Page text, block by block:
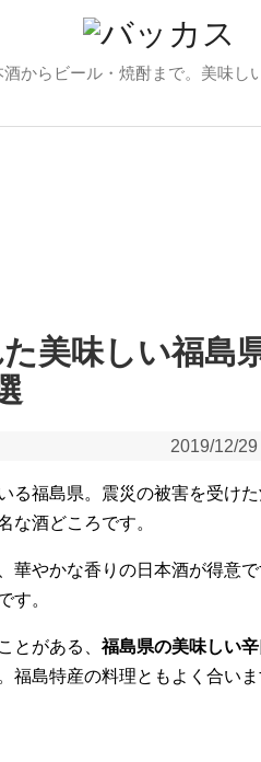
酒からビール・焼酎まで。美味し
美味しい福島
2019/12/29
る福島県。震災の被害を受け
な酒どころです。
華やかな香りの日本酒が得意
す。
とがある、福島県の美味しい
福島特産の料理ともよく合い